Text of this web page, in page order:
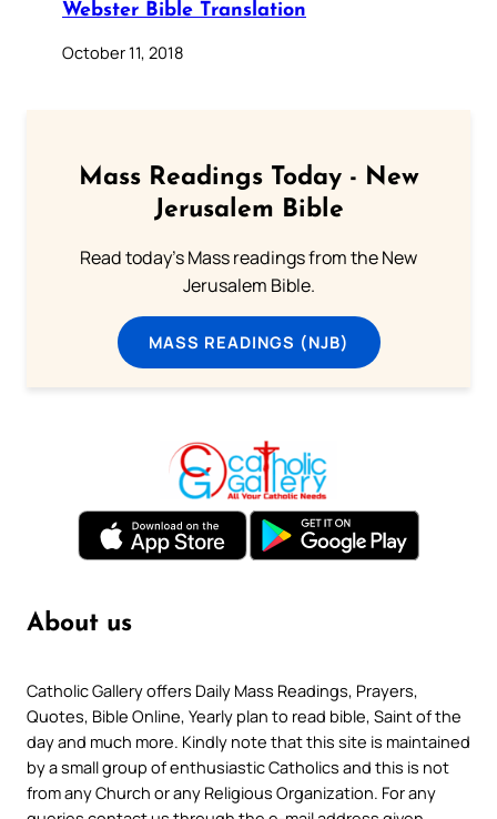
Webster Bible Translation
October 11, 2018
Mass Readings Today - New
Jerusalem Bible
Read today's Mass readings from the New
Jerusalem Bible.
MASS READINGS (NJB)
About us
Catholic Gallery offers Daily Mass Readings, Prayers,
Quotes, Bible Online, Yearly plan to read bible, Saint of the
day and much more. Kindly note that this site is maintained
by a small group of enthusiastic Catholics and this is not
from any Church or any Religious Organization. For any